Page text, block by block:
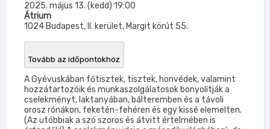
2025. május 13. (kedd) 19:00
Átrium
1024 Budapest, II. kerület, Margit körút 55.
Tovább az időpontokhoz
A Gyévuskában főtisztek, tisztek, honvédek, valamint
hozzátartozóik és munkaszolgálatosok bonyolítják a
cselekményt, laktanyában, bálteremben és a távoli
orosz rónákon, feketén-fehéren és egy kissé elemelten.
(Az utóbbiak a szó szoros és átvitt értelmében is